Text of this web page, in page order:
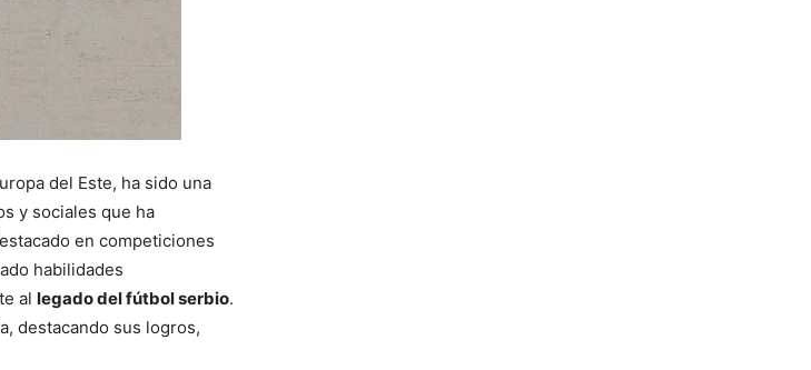
del Este, ha sido una
y sociales que ha
en competiciones
habilidades
al legado del fútbol serbio.
destacando sus logros,